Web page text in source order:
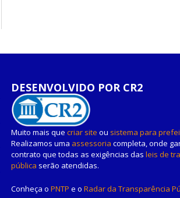
DESENVOLVIDO POR CR2
Muito mais que criar site ou sistema para
Realizamos uma assessoria completa, onde
contrato que todas as exigências das leis de
pública serão atendidas.
Conheça o PNTP e o Radar da Transparência